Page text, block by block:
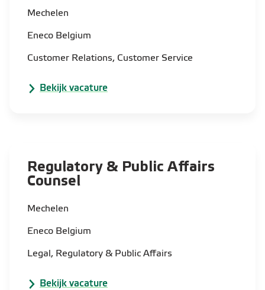
Mechelen
Eneco Belgium
Customer Relations, Customer Service
Bekijk vacature
Regulatory & Public Affairs
Counsel
Mechelen
Eneco Belgium
Legal, Regulatory & Public Affairs
Bekijk vacature